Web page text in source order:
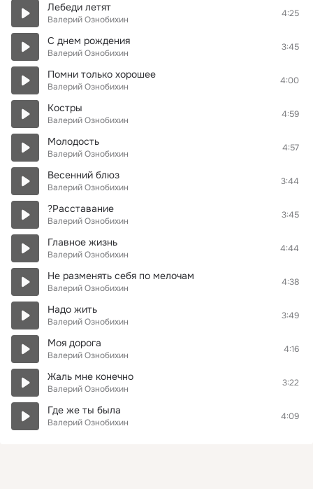
Лебеди летят
Валерий Ознобихин
4:25
С днем рождения
Валерий Ознобихин
3:45
Помни только хорошее
Валерий Ознобихин
4:00
Костры
Валерий Ознобихин
4:59
Молодость
Валерий Ознобихин
4:57
Весенний блюз
Валерий Ознобихин
3:44
?Расставание
Валерий Ознобихин
3:45
Главное жизнь
Валерий Ознобихин
4:44
Не разменять себя по мелочам
Валерий Ознобихин
4:38
Надо жить
Валерий Ознобихин
3:49
Моя дорога
Валерий Ознобихин
4:16
Жаль мне конечно
Валерий Ознобихин
3:22
Где же ты была
Валерий Ознобихин
4:09